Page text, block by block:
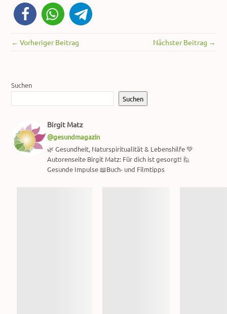
← Vorheriger Beitrag Nächster Beitrag →
Suchen
Suchen
Birgit Matz
@gesundmagazin
🌿 Gesundheit, Naturspiritualität & Lebenshilfe 💚
Autorenseite Birgit Matz: Für dich ist gesorgt! 🙋
Gesunde Impulse 📖Buch- und Filmtipps